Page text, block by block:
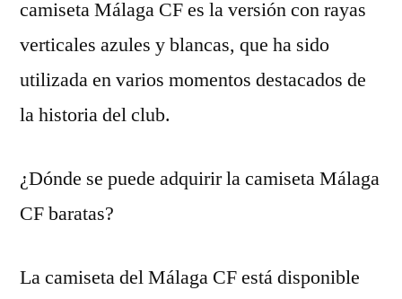
camiseta Málaga CF es la versión con rayas
verticales azules y blancas, que ha sido
utilizada en varios momentos destacados de
la historia del club.
¿Dónde se puede adquirir la camiseta Málaga
CF baratas?
La camiseta del Málaga CF está disponible